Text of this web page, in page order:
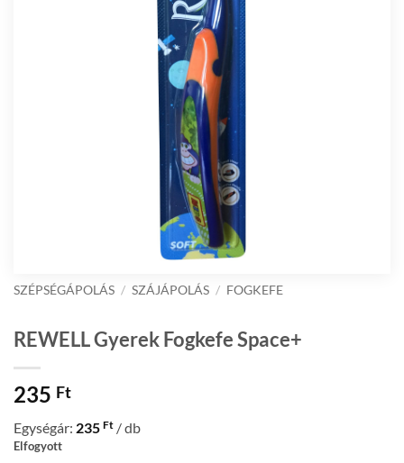
SZÉPSÉGÁPOLÁS / SZÁJÁPOLÁS / FOGKEFE
REWELL Gyerek Fogkefe Space+
235 Ft
Egységár: 235 Ft / db
Elfogyott